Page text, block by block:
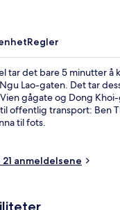
Regler
tar det bare 5 minutter å
Lao-gaten. Det tar
gågate og Dong
offentlig transport: Ben
til fots.
anmeldelsene